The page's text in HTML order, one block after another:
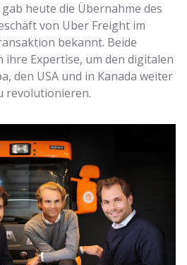
heute die Übernahme des
von Uber Freight im
bekannt. Beide
Expertise, um den digitalen
den USA und in Kanada weiter
revolutionieren.